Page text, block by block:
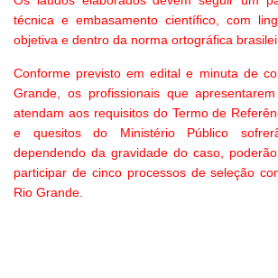
técnica e embasamento científico, com
objetiva e dentro da norma ortográfica
Conforme previsto em edital e minuta de
Grande, os profissionais que
atendam aos requisitos do Termo de
e quesitos do Ministério Público
dependendo da gravidade do caso,
participar de cinco processos de seleção
Rio Grande.